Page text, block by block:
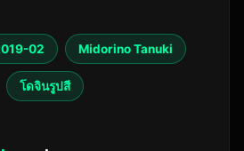
02 Midorino Tanuki
โดจินรูปสี